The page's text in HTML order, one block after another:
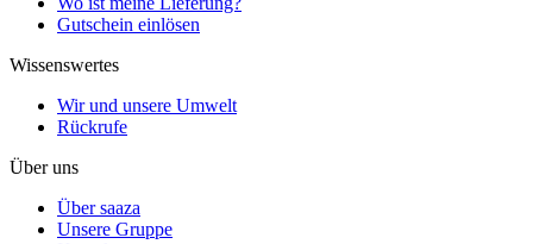
Gutschein einlösen
Wissenswertes
Wir und unsere Umwelt
Rückrufe
Über uns
Über saaza
Unsere Gruppe